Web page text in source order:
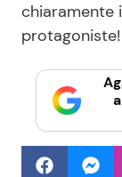
chiaramente
protagoniste!